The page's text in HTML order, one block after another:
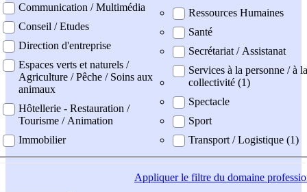
Communication / Multimédia
Conseil / Etudes
Direction d'entreprise
Espaces verts et naturels /
Agriculture / Pêche / Soins aux
animaux
Hôtellerie - Restauration /
Tourisme / Animation
Immobilier
Ressources Humaines
Santé
Secrétariat / Assistanat
Services à la personne / à la
collectivité (1)
Spectacle
Sport
Transport / Logistique (1)
Appliquerle filtre du domaine